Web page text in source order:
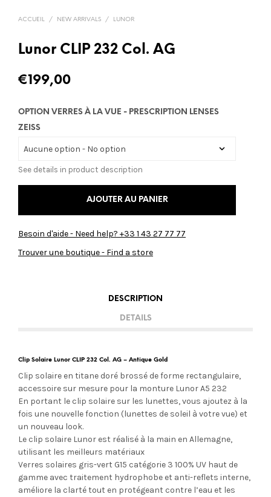
ACCUEIL / NEW ARRIVALS / LUNOR
Lunor CLIP 232 Col. AG
€199,00
OPTION VERRES À LA VUE - PRESCRIPTION LENSES
ZEISS
See details in product description
AJOUTER AU PANIER
Besoin d'aide - Need help? +33 1 43 27 77 77
Trouver une boutique - Find a store
DESCRIPTION
DETAILS
Clip Solaire Lunor CLIP 232 Col. AG – Antique Gold
Clip solaire en titane doré brossé de forme rectangulaire,
accessoire sur mesure pour la monture Lunor A5 232
En portant le clip solaire sur les lunettes, vous ajoutez à la
fois une nouvelle fonction (lunettes de soleil à votre vue) et
un nouveau look.
Le clip solaire Lunor est réalisé à la main en Allemagne,
utilisant les meilleurs matériaux
Verres solaires gris-vert G15 catégorie 3 100% UV haut de
gamme avec traitement hydrophobe et anti-reflets interne,
améliore la clarté tout en protégeant contre l’eau et les